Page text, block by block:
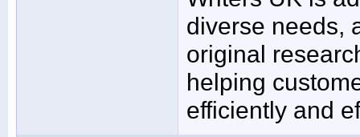
diverse needs,
original
helping
efficiently and